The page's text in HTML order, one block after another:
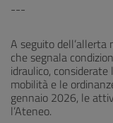
---
A seguito dell’allerta
che segnala
idraulico,
mobilità e le
gennaio 2026, le
l’Ateneo.